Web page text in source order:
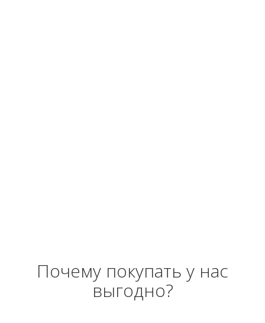
Почему покупать у нас
выгодно?